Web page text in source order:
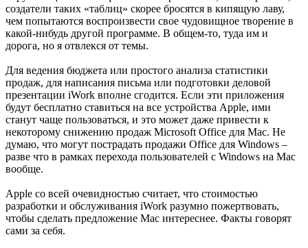
создатели таких «таблиц» скорее бросятся в кипящую лаву,
чем попытаются воспроизвести свое чудовищное творение в
какой-нибудь другой программе. В общем-то, туда им и
дорога, но я отвлекся от темы.
Для ведения бюджета или простого анализа статистики
продаж, для написания письма или подготовки деловой
презентации iWork вполне сгодится. Если эти приложения
будут бесплатно ставиться на все устройства Apple, ими
станут чаще пользоваться, и это может даже привести к
некоторому снижению продаж Microsoft Office для Mac. Не
думаю, что могут пострадать продажи Office для Windows –
разве что в рамках перехода пользователей с Windows на Mac
вообще.
Apple со всей очевидностью считает, что стоимостью
разработки и обслуживания iWork разумно пожертвовать,
чтобы сделать предложение Mac интереснее. Факты говорят
сами за себя.